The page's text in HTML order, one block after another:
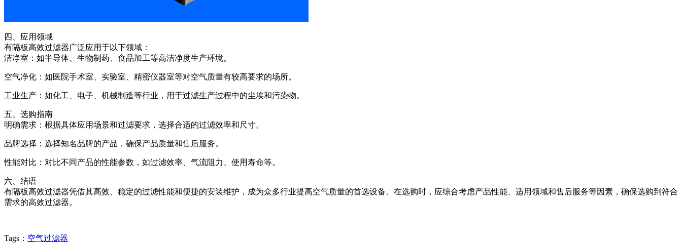
四、应用领域
有隔板高效过滤器广泛应用于以下领域：
洁净室：如半导体、生物制药、食品加工等高洁净度生产环境。
空气净化：如医院手术室、实验室、精密仪器室等对空气质量有较高要求的场所。
工业生产：如化工、电子、机械制造等行业，用于过滤生产过程中的尘埃和污染物。
五、选购指南
明确需求：根据具体应用场景和过滤要求，选择合适的过滤效率和尺寸。
品牌选择：选择知名品牌的产品，确保产品质量和售后服务。
性能对比：对比不同产品的性能参数，如过滤效率、气流阻力、使用寿命等。
六、结语
有隔板高效过滤器凭借其高效、稳定的过滤性能和便捷的安装维护，成为众多行业提高空气质量的首选设备。在选购时，应综合考虑产品性能、适用领域和售后服务等因素，确保选购到符合
需求的高效过滤器。
Tags： 空气过滤器